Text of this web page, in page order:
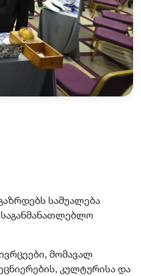
საშუალება
საგანმანათლებლო
მომავალ
კულტურისა და